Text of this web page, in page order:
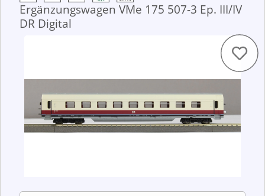
Ergänzungswagen VMe 175 507-3 Ep. III/IV
DR Digital